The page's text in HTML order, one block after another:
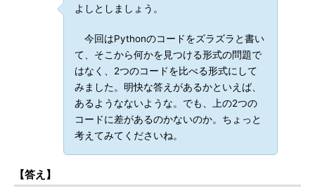
よしとしましょう。
今回はPythonのコードをズラズラと書い
て、そこから何かを見つける形式の問題で
はなく、2つのコードを比べる形式にして
みました。明快な答えがあるかといえば、
あるようなないような。でも、上の2つの
コードに差があるのかないのか。ちょっと
考えてみてくださいね。
【答え】